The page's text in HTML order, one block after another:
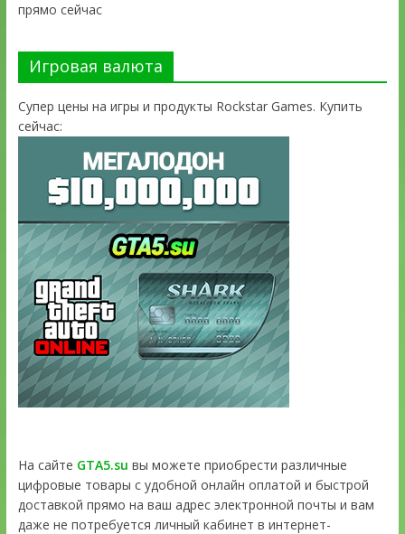
прямо сейчас
Игровая валюта
Супер цены на игры и продукты Rockstar Games. Купить
сейчас:
На сайте GTA5.su вы можете приобрести различные
цифровые товары с удобной онлайн оплатой и быстрой
доставкой прямо на ваш адрес электронной почты и вам
даже не потребуется личный кабинет в интернет-